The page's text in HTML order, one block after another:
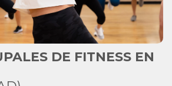
DE FITNESS EN